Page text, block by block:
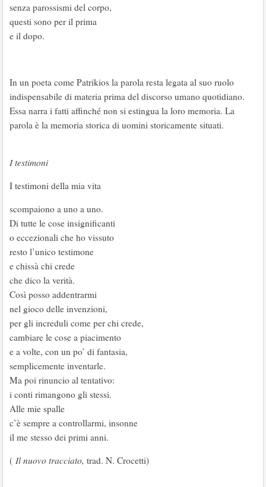
senza parossismi del corpo,
questi sono per il prima
e il dopo.
In un poeta come Patrikios la parola resta legata al suo ruolo
indispensabile di materia prima del discorso umano quotidiano.
Essa narra i fatti affinché non si estingua la loro memoria. La
parola è la memoria storica di uomini storicamente situati.
I testimoni
I testimoni della mia vita
scompaiono a uno a uno.
Di tutte le cose insignificanti
o eccezionali che ho vissuto
resto l’unico testimone
e chissà chi crede
che dico la verità.
Così posso addentrarmi
nel gioco delle invenzioni,
per gli increduli come per chi crede,
cambiare le cose a piacimento
e a volte, con un po’ di fantasia,
semplicemente inventarle.
Ma poi rinuncio al tentativo:
i conti rimangono gli stessi.
Alle mie spalle
c’è sempre a controllarmi, insonne
il me stesso dei primi anni.
( Il nuovo tracciato, trad. N. Crocetti)